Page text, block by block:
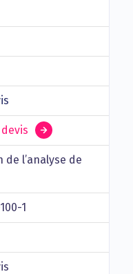
de l’analyse de
1